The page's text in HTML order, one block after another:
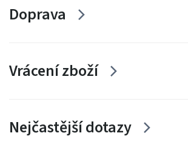
Doprava
Vrácení zboží
Nejčastější dotazy